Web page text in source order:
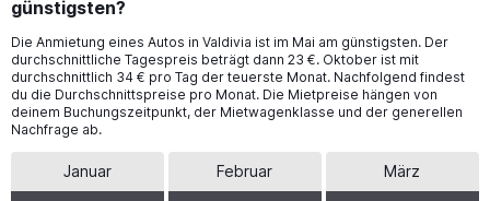
günstigsten?
Die Anmietung eines Autos in Valdivia ist im Mai am günstigsten. Der
durchschnittliche Tagespreis beträgt dann 23 €. Oktober ist mit
durchschnittlich 34 € pro Tag der teuerste Monat. Nachfolgend findest
du die Durchschnittspreise pro Monat. Die Mietpreise hängen von
deinem Buchungszeitpunkt, der Mietwagenklasse und der generellen
Nachfrage ab.
Januar Februar März